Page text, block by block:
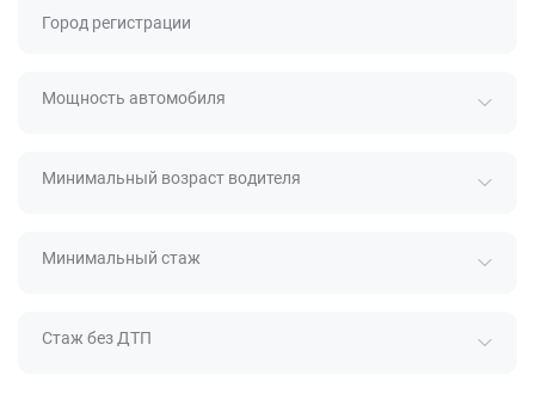
Город регистрации
Мощность автомобиля
Минимальный возраст водителя
Минимальный стаж
Стаж без ДТП